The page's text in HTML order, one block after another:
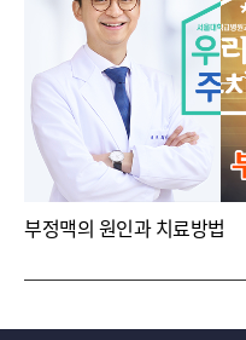
부정맥의 원인과 치료방법